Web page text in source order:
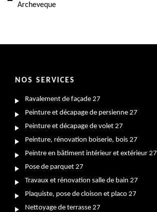
Archeveque
NOS SERVICES
Ravalement de façade 27
Peinture et décapage de persienne 27
Peinture et décapage de volet 27
Peinture, rénovation boiserie, bois 27
Peintre en bâtiment intérieur et extérieur 27
Pose de parquet 27
Travaux et rénovation salle de bain 27
Plaquiste, pose de cloison et placo 27
Nettoyage de terrasse 27